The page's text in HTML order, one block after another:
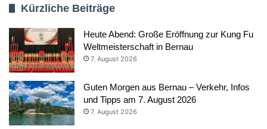
Kürzliche Beiträge
Heute Abend: Große Eröffnung zur Kung Fu
Weltmeisterschaft in Bernau
7. August 2026
Guten Morgen aus Bernau – Verkehr, Infos
und Tipps am 7. August 2026
7. August 2026